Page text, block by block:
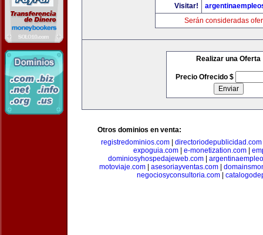
Visitar!
Serán consideradas
Realizar una Oferta
Precio Ofrecido $
Otros dominios en venta:
registredominios.com| directoriodepublicidad.com
expoguia.com| e-monetization.com|
dominiosyhospedajeweb.com
motoviaje.com
asesoriayventas.com
negociosyconsultoria.com|